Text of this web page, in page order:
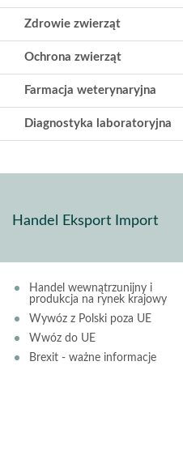
Zdrowie zwierząt
Ochrona zwierząt
Farmacja weterynaryjna
Diagnostyka laboratoryjna
Handel Eksport Import
Handel wewnątrzunijny i
produkcja na rynek krajowy
Wywóz z Polski poza UE
Wwóz do UE
Brexit - ważne informacje